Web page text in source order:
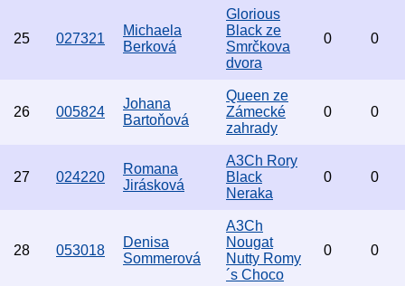
25 027321
Michaela
Berková
Glorious
Black ze
Smrčkova
dvora
0 0
26 005824
Johana
Bartoňová
Queen ze
Zámecké
zahrady
0 0
27 024220
Romana
Jirásková
A3Ch Rory
Black
Neraka
0 0
28 053018
Denisa
Sommerová
A3Ch
Nougat
Nutty Romy
´s Choco
0 0